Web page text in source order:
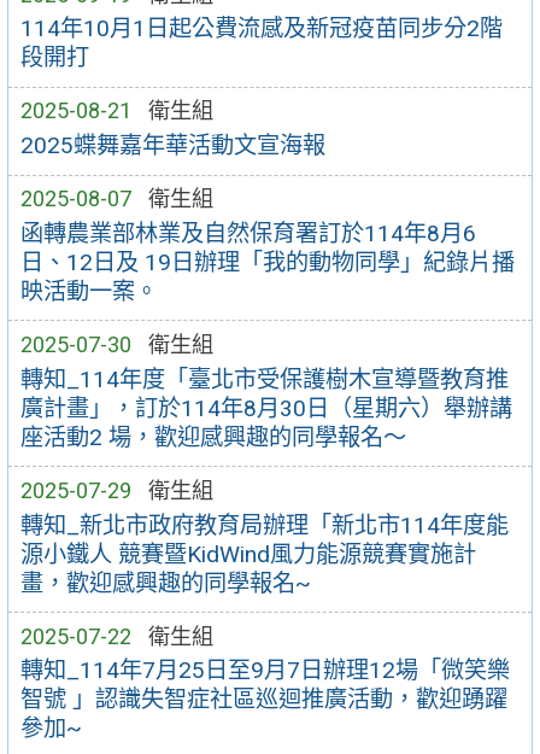
114年10月1日起公費流感及新冠疫苗同步分2階
段開打
2025-08-21 衛生組
2025蝶舞嘉年華活動文宣海報
2025-08-07 衛生組
函轉農業部林業及自然保育署訂於114年8月6
日、12日及 19日辦理「我的動物同學」紀錄片播
映活動一案。
2025-07-30 衛生組
轉知_114年度「臺北市受保護樹木宣導暨教育推
廣計畫」，訂於114年8月30日（星期六）舉辦講
座活動2 場，歡迎感興趣的同學報名～
2025-07-29 衛生組
轉知_新北市政府教育局辦理「新北市114年度能
源小鐵人 競賽暨KidWind風力能源競賽實施計
畫，歡迎感興趣的同學報名~
2025-07-22 衛生組
轉知_114年7月25日至9月7日辦理12場「微笑樂
智號 」認識失智症社區巡迴推廣活動，歡迎踴躍
參加~